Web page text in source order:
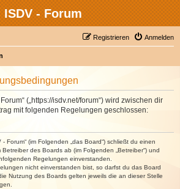
ISDV - Forum
Anmelden
Registrieren
(„https://isdv.net/forum“) wird zwischen dir
mit folgenden Regelungen geschlossen:
- Forum“ (im Folgenden „das Board“) schließt du einen
des Boards ab (im Folgenden „Betreiber“) und
Regelungen einverstanden.
nicht einverstanden bist, so darfst du das Board
Nutzung des Boards gelten jeweils die an dieser Stelle